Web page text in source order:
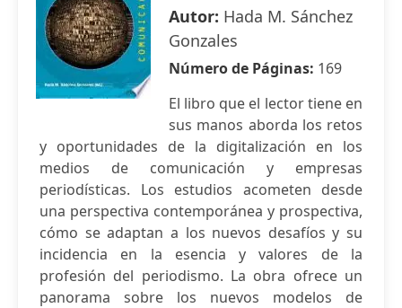
Autor: Hada M. Sánchez
Gonzales
Número de Páginas: 169
El libro que el lector tiene en
sus manos aborda los retos
y oportunidades de la digitalización en los
medios de comunicación y empresas
periodísticas. Los estudios acometen desde
una perspectiva contemporánea y prospectiva,
cómo se adaptan a los nuevos desafíos y su
incidencia en la esencia y valores de la
profesión del periodismo. La obra ofrece un
panorama sobre los nuevos modelos de